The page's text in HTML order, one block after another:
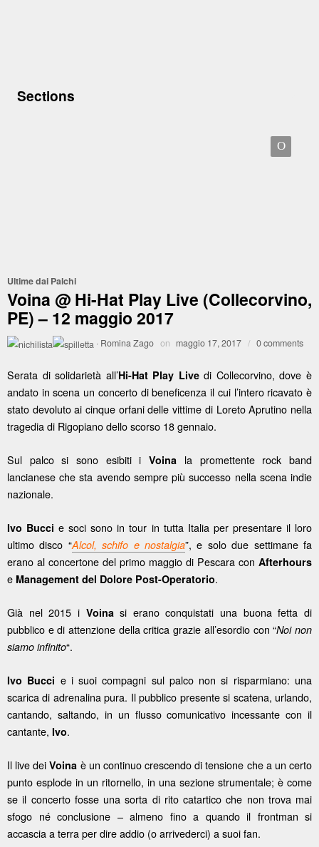
Sections
O
Ultime dai Palchi
Voina @ Hi-Hat Play Live (Collecorvino,
PE) – 12 maggio 2017
· Romina Zago on maggio 17, 2017 / 0 comments
Serata di solidarietà all’Hi-Hat Play Livedi Collecorvino, dove è
andato in scena un concerto di beneficenza il cui l’intero ricavato è
stato devoluto ai cinque orfani delle vittime di Loreto Aprutino nella
tragedia di Rigopiano dello scorso 18 gennaio.
Sul palco si sono esibiti iVoina la promettente rock band
lancianese che sta avendo sempre più successo nella scena indie
nazionale.
Ivo Bucci e soci sono in tour in tutta Italia per presentare il loro
ultimo disco “Alcol, schifo e nostalgia”, e solo due settimane fa
erano al concertone del primo maggio di Pescara con Afterhours
e Management del Dolore Post-Operatorio.
Già nel 2015 i Voinasi erano conquistati una buona fetta di
pubblico e di attenzione della critica grazie all’esordio con “Noi non
siamo infinito“.
Ivo Bucci e i suoi compagni sul palco non si risparmiano: una
scarica di adrenalina pura. Il pubblico presente si scatena, urlando,
cantando, saltando, in un flusso comunicativo incessante con il
cantante, Ivo.
Il live deiVoina è un continuo crescendo di tensione che a un certo
punto esplode in un ritornello, in una sezione strumentale; è come
se il concerto fosse una sorta di rito catartico che non trova mai
sfogo né conclusione – almeno fino a quando il frontman si
accascia a terra per dire addio (o arrivederci) a suoi fan.